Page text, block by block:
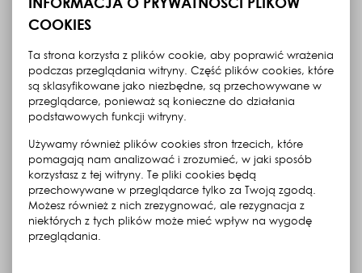
Artykuł 6 ust. 1 lit.
74 ust. 2 ustawy o
rachunkowości tj.
z dnia 30 stycznia
2018 r. (Dz.U. z
2018 r. poz. 395)
Prowadzenie
ksiąg
rachunkowych
Dane są
przechowywane
przez okres
wymagany
przepisami prawa
nakazującymi
Administratorowi
przechowywanie
Imię i nazwisko; adres
zamieszkania/
działalności/siedziby
jest inny niż adres
nazwa firmy oraz
identyfikacji
(NIP) Klienta
COOKIES
Ta strona korzysta z plików cookie, aby poprawić wrażenia
podczas przeglądania witryny. Część plików cookies, które
są sklasyfikowane jako niezbędne, są przechowywane w
przeglądarce, ponieważ są konieczne do działania
podstawowych funkcji witryny.
Używamy również plików cookies stron trzecich, które
pomagają nam analizować i zrozumieć, w jaki sposób
korzystasz z tej witryny. Te pliki cookies będą
przechowywane w przeglądarce tylko za Twoją zgodą.
Możesz również z nich zrezygnować, ale rezygnacja z
niektórych z tych plików może mieć wpływ na wygodę
przeglądania.